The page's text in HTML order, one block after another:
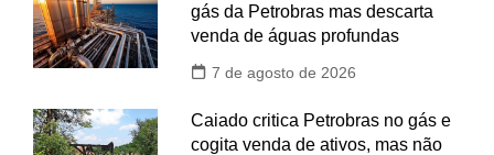
gás da Petrobras mas descarta
venda de águas profundas
7 de agosto de 2026
Caiado critica Petrobras no gás e
cogita venda de ativos, mas não